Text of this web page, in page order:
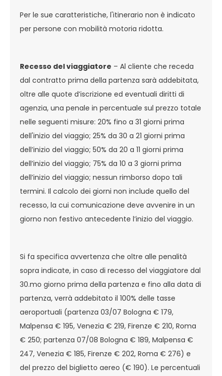
Per le sue caratteristiche, l'itinerario non è indicato
per persone con mobilità motoria ridotta.
Recesso del viaggiatore – Al cliente che receda
dal contratto prima della partenza sarà addebitata,
oltre alle quote d’iscrizione ed eventuali diritti di
agenzia, una penale in percentuale sul prezzo totale
nelle seguenti misure: 20% fino a 31 giorni prima
dell'inizio del viaggio; 25% da 30 a 21 giorni prima
dell’inizio del viaggio; 50% da 20 a 11 giorni prima
dell’inizio del viaggio; 75% da 10 a 3 giorni prima
dell’inizio del viaggio; nessun rimborso dopo tali
termini. Il calcolo dei giorni non include quello del
recesso, la cui comunicazione deve avvenire in un
giorno non festivo antecedente l’inizio del viaggio.
Si fa specifica avvertenza che oltre alle penalità
sopra indicate, in caso di recesso del viaggiatore dal
30.mo giorno prima della partenza e fino alla data di
partenza, verrà addebitato il 100% delle tasse
aeroportuali (partenza 03/07 Bologna € 179,
Malpensa € 195, Venezia € 219, Firenze € 210, Roma
€ 250; partenza 07/08 Bologna € 189, Malpensa €
247, Venezia € 185, Firenze € 202, Roma € 276) e
del prezzo del biglietto aereo (€ 190). Le percentuali